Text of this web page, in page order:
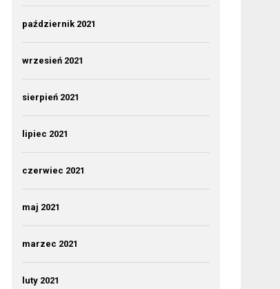
październik 2021
wrzesień 2021
sierpień 2021
lipiec 2021
czerwiec 2021
maj 2021
marzec 2021
luty 2021